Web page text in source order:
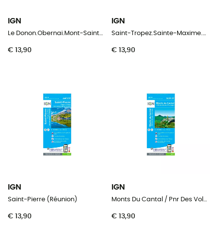
IGN
Le Donon.Obernai.Mont-Sainte-Odile.Vallée De La Bruche
€ 13,90
IGN
Saint-Tropez.Sainte-Maxime.Massif Des Maures
€ 13,90
IGN
Saint-Pierre (Réunion)
€ 13,90
IGN
€ 13,90